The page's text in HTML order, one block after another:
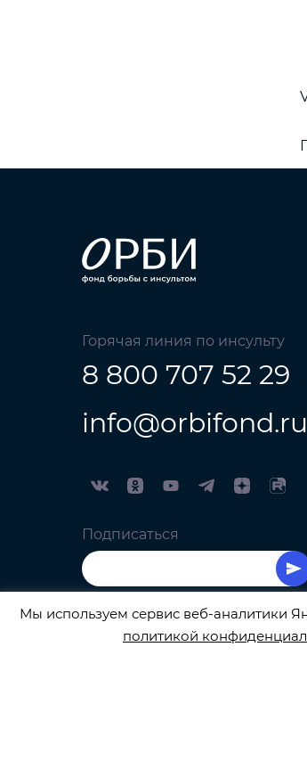
Горячая линия по инсульту
8 800 707 52 29
info@orbifond.ru
Подписаться
ОФИЦИАЛЬНЫЙ ОПЕРАТОР
Мы используем сервис веб-аналитики
политикой